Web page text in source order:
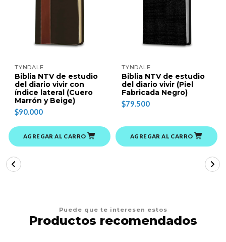
TYNDALE
Biblia NTV de estudio
del diario vivir con
índice lateral (Cuero
Marrón y Beige)
$90.000
AGREGAR AL CARRO
TYNDALE
Biblia NTV de estudio
del diario vivir (Piel
Fabricada Negro)
$79.500
AGREGAR AL CARRO
Puede que te interesen estos
Productos recomendados